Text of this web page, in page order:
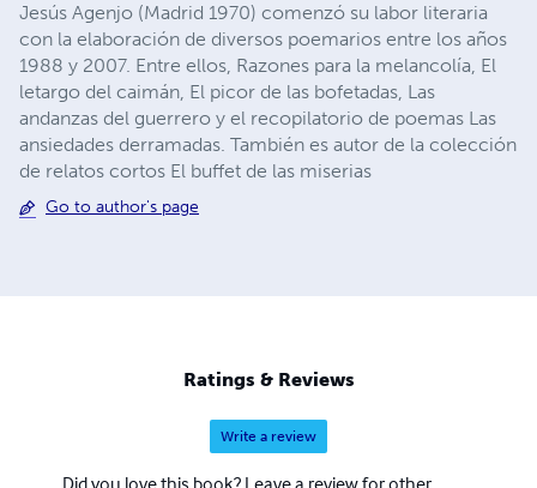
Jesús Agenjo (Madrid 1970) comenzó su labor literaria
con la elaboración de diversos poemarios entre los años
1988 y 2007. Entre ellos, Razones para la melancolía, El
letargo del caimán, El picor de las bofetadas, Las
andanzas del guerrero y el recopilatorio de poemas Las
ansiedades derramadas. También es autor de la colección
de relatos cortos El buffet de las miserias
Go to author's page
Ratings & Reviews
Write a review